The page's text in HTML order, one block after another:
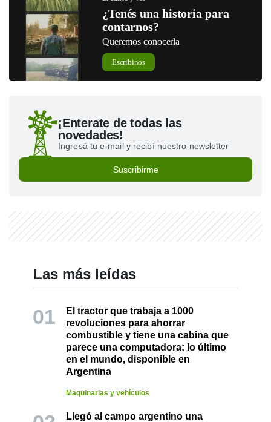
¿Tenés una historia para
contarnos?
Queremos conocerla
Escribinos
¡Enterate de todas las
novedades!
Ingresá tu e-mail y recibí nuestro newsletter
Suscribirme
Las más leídas
El tractor que trabaja a 1000
revoluciones para ahorrar
combustible y tiene una cabina que
parece una computadora: lo último
en el mundo, disponible en
Argentina
Maquinarias y vehículos
Llegó al campo argentino una